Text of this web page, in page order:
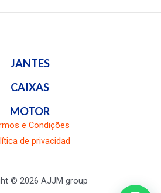
JANTES
CAIXAS
MOTOR
e Condições
de privacidad
© 2026 AJJM group